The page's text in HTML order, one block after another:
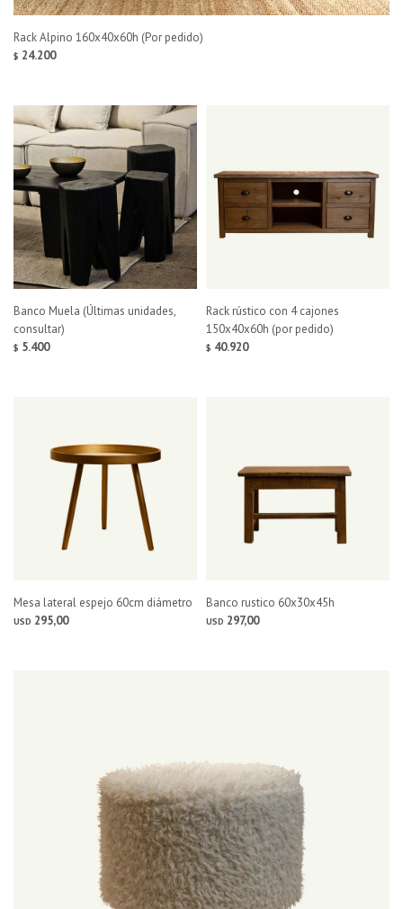
Rack Alpino 160x40x60h (Por pedido)
$ 24.200
Banco Muela (Últimas unidades,
consultar)
$ 5.400
Rack rústico con 4 cajones
150x40x60h (por pedido)
$ 40.920
Mesa lateral espejo 60cm diámetro
USD 295,00
Banco rustico 60x30x45h
USD 297,00